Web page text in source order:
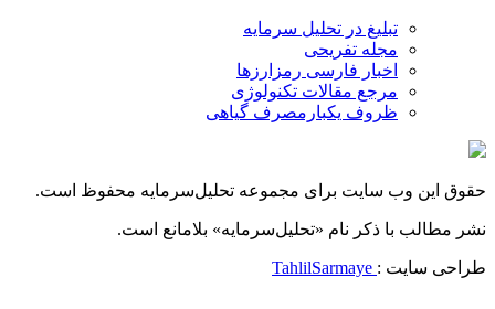
تبلیغ در تحلیل سرمایه
مجله تفریحی
اخبار فارسی رمزارزها
مرجع مقالات تکنولوژی
ظروف یکبارمصرف گیاهی
حقوق این وب سایت برای مجموعه تحلیل‌سرمایه محفوظ است.
نشر مطالب با ذکر نام «تحلیل‌سرمایه» بلامانع است.
طراحی سایت :